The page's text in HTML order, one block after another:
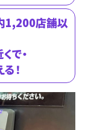
1,200店舗以
で・
！